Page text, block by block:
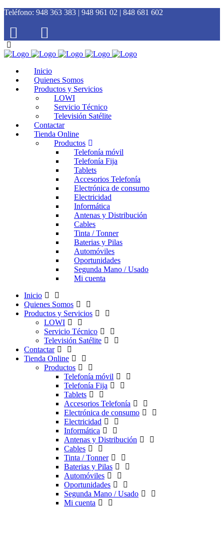
Teléfono: 948 363 383 | 948 961 02 | 848 681 602
Inicio
Quienes Somos
Productos y Servicios
LOWI
Servicio Técnico
Televisión Satélite
Contactar
Tienda Online
Productos
Telefonía móvil
Telefonía Fija
Tablets
Accesorios Telefonía
Electrónica de consumo
Electricidad
Informática
Antenas y Distribución
Cables
Tinta / Tonner
Baterias y Pilas
Automóviles
Oportunidades
Segunda Mano / Usado
Mi cuenta
Inicio
Quienes Somos
Productos y Servicios
LOWI
Servicio Técnico
Televisión Satélite
Contactar
Tienda Online
Productos
Telefonía móvil
Telefonía Fija
Tablets
Accesorios Telefonía
Electrónica de consumo
Electricidad
Informática
Antenas y Distribución
Cables
Tinta / Tonner
Baterias y Pilas
Automóviles
Oportunidades
Segunda Mano / Usado
Mi cuenta